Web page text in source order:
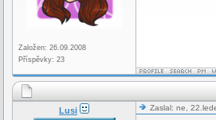
Založen: 26.09.2008
Příspěvky: 23
Lusi Zaslal: ne,